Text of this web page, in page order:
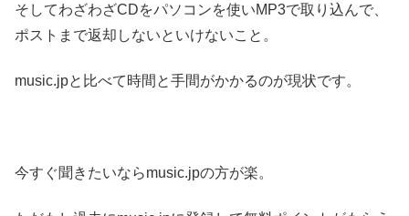
そしてわざわざCDをパソコンを使いMP3で取り込んで、
ポストまで返却しないといけないこと。
music.jpと比べて時間と手間がかかるのが現状です。
今すぐ聞きたいならmusic.jpの方が楽。